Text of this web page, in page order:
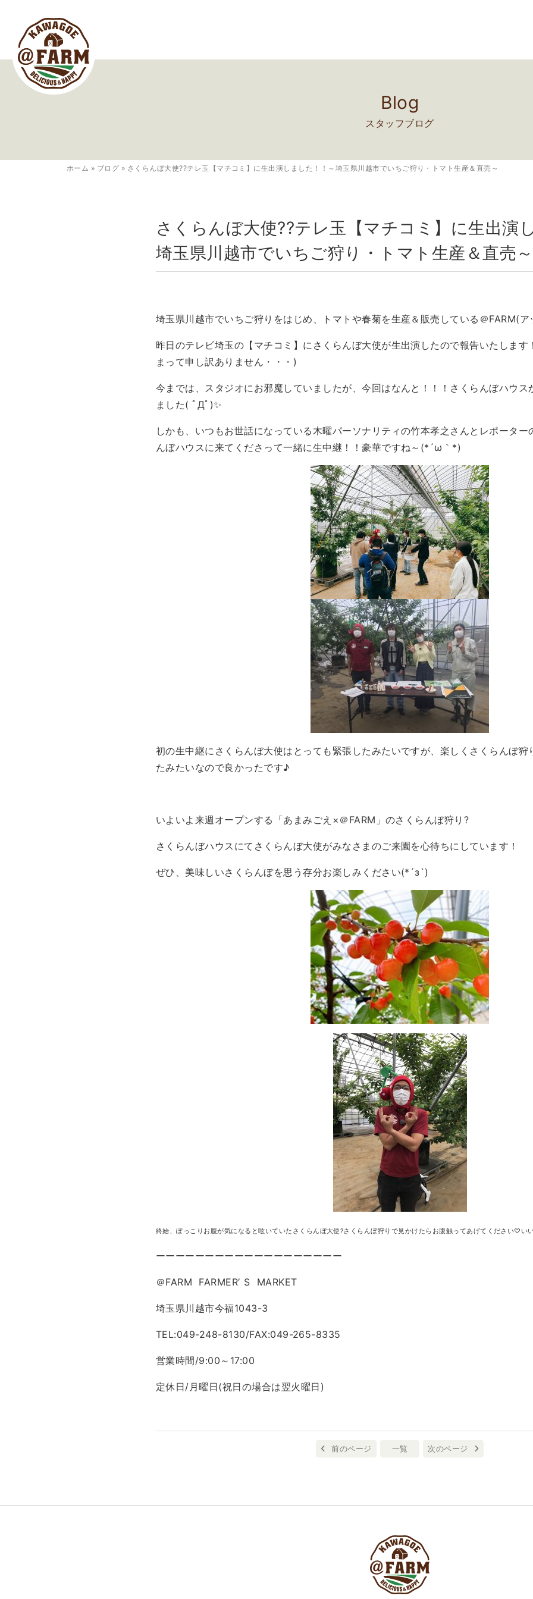
Blog
スタッフブログ
ホーム » ブログ » さくらんぼ大使??テレ玉【マチコミ】に生出演しました！！～埼玉県川越市でいちご狩り・トマト生産＆直売～
さくらんぼ大使??テレ玉【マチコミ】に生出演
埼玉県川越市でいちご狩り・トマト生産＆直売～
埼玉県川越市でいちご狩りをはじめ、トマトや春菊を生産＆販売している＠FARM(ア
昨日のテレビ埼玉の【マチコミ】にさくらんぼ大使が生出演したので報告いたします
まって申し訳ありません・・・)
今までは、スタジオにお邪魔していましたが、今回はなんと！！！さくらんぼハウス
ました( ﾟДﾟ)✨
しかも、いつもお世話になっている木曜パーソナリティの竹本孝之さんとレポーター
んぼハウスに来てくださって一緒に生中継！！豪華ですね～(*´ω｀*)
初の生中継にさくらんぼ大使はとっても緊張したみたいですが、楽しくさくらんぼ狩
たみたいなので良かったです♪
いよいよ来週オープンする「あまみごえ×＠FARM」のさくらんぼ狩り?
さくらんぼハウスにてさくらんぼ大使がみなさまのご来園を心待ちにしています！
ぜひ、美味しいさくらんぼを思う存分お楽しみください(*´з`)
終始、ぽっこりお腹が気になると呟いていたさくらんぼ大使?さくらんぼ狩りで見かけたらお腹触ってあげてください♡い
ーーーーーーーーーーーーーーーーーーー
＠FARM FARMER′ S MARKET
埼玉県川越市今福1043-3
TEL:049-248-8130/FAX:049-265-8335
営業時間/9:00～17:00
定休日/月曜日(祝日の場合は翌火曜日)
前のページ 一覧 次のページ